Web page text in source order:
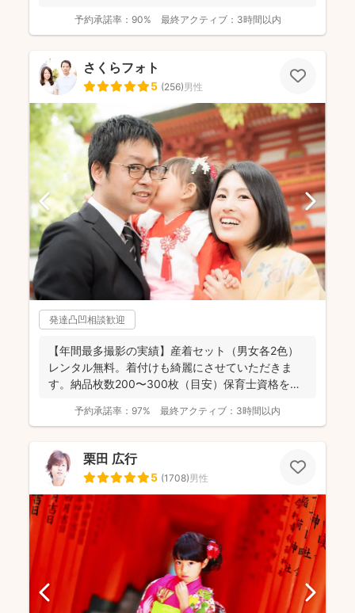
予約承諾率： 90% 最終アクティブ： 3時間以内
さくらフォト
5 (256)男性
発達凸凹相談歓迎
【年間最多撮影の実績】産着セット（男女各2色）
レンタル無料。着付けも綺麗にさせていただきま
す。納品枚数200〜300枚（目安）保育士資格を持
予約承諾率： 97% 最終アクティブ： 3時間以内
栗田 広行
5 (1708)男性